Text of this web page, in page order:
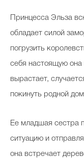
Принцесса Эльза
обладает силой
погрузить
себя настоящую она
вырастает,
покинуть родной
Ее младшая сестра
ситуацию и
она встречает